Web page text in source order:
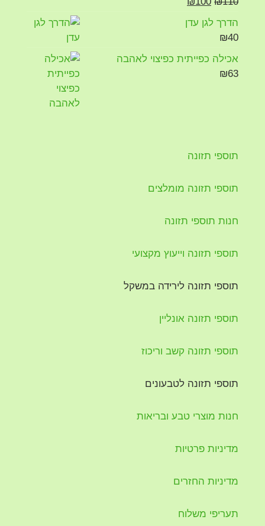
הדרך לגן עדן
₪40
אכילה כפייתית כפיצוי לאהבה
₪63
תוספי תזונה
תוספי תזונה מומלצים
חנות תוספי תזונה
תוספי תזונה וייעוץ מקצועי
תוספי תזונה לירידה במשקל
תוספי תזונה אונליין
תוספי תזונה קשב וריכוז
תוספי תזונה לטבעונים
חנות מוצרי טבע ובריאות
מדיניות פרטיות
מדיניות החזרים
תעריפי משלוח